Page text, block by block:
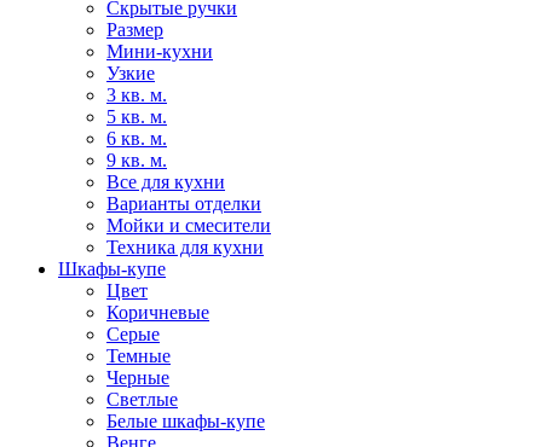
Скрытые ручки
Размер
Мини-кухни
Узкие
3 кв. м.
5 кв. м.
6 кв. м.
9 кв. м.
Все для кухни
Варианты отделки
Мойки и смесители
Техника для кухни
Шкафы-купе
Цвет
Коричневые
Серые
Темные
Черные
Светлые
Белые шкафы-купе
Венге